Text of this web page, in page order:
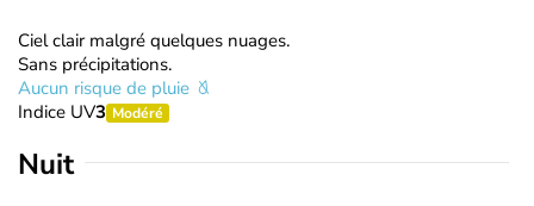
Ciel clair malgré quelques nuages.
Sans précipitations.
Aucun risque de pluie
Indice UV3 Modéré
Nuit